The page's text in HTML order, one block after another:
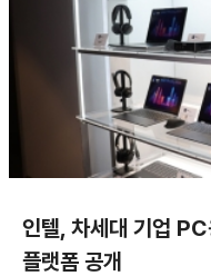
인텔, 차세대 기업
플랫폼 공개